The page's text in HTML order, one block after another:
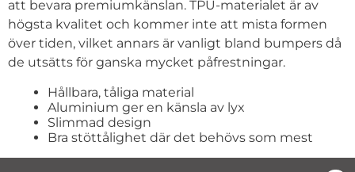
att bevara premiumkänslan. TPU-materialet är av
högsta kvalitet och kommer inte att mista formen
över tiden, vilket annars är vanligt bland bumpers då
de utsätts för ganska mycket påfrestningar.
Hållbara, tåliga material
Aluminium ger en känsla av lyx
Slimmad design
Bra stöttålighet där det behövs som mest